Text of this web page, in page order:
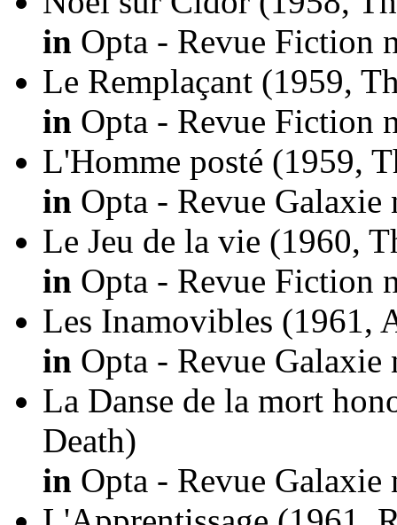
in Opta - Revue Fiction
Le Remplaçant (1959,
in Opta - Revue Fiction
L'Homme posté (1959,
in Opta - Revue Galaxie
Le Jeu de la vie (1960,
in Opta - Revue Fiction
Les Inamovibles (1961,
in Opta - Revue Galaxie
La Danse de la mort
Death)
in Opta - Revue Galaxie